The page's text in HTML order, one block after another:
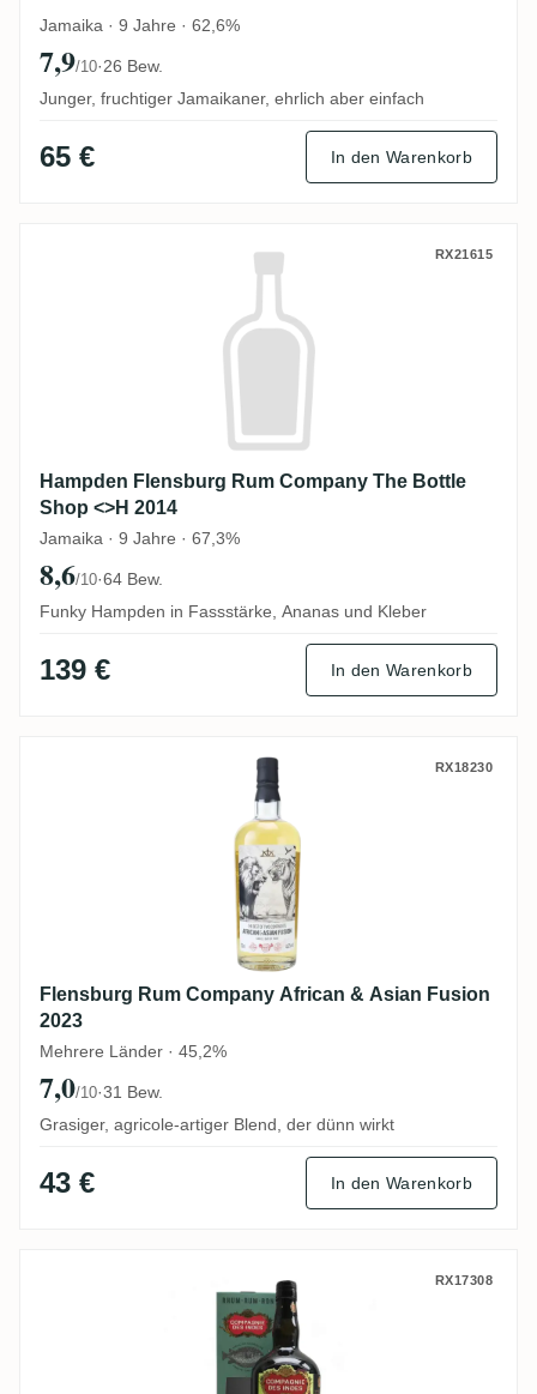
Jamaika · 9 Jahre · 62,6%
7,9/10·26 Bew.
Junger, fruchtiger Jamaikaner, ehrlich aber einfach
65 € In den Warenkorb
Hampden Flensburg Rum Company The
RX21615
Hampden Flensburg Rum Company The Bottle
Shop <>H 2014
Jamaika · 9 Jahre · 67,3%
8,6/10·64 Bew.
Funky Hampden in Fassstärke, Ananas und Kleber
139 € In den Warenkorb
Flensburg Rum Company African & Asian
RX18230
Flensburg Rum Company African & Asian Fusion
2023
Mehrere Länder · 45,2%
7,0/10·31 Bew.
Grasiger, agricole-artiger Blend, der dünn wirkt
43 € In den Warenkorb
CDI Beenleigh Australia (Plaisir di Vin &
RX17308